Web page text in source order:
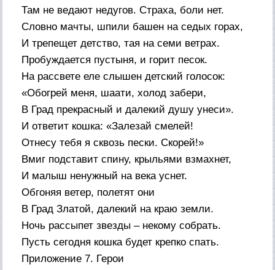
Там не ведают недугов. Страха, боли нет.
Словно мачты, шпили башен на седых горах,
И трепещет детство, тая на семи ветрах.
Пробуждается пустыня, и горит песок.
На рассвете еле слышен детский голосок:
«Обогрей меня, шаати, холод забери,
В Град прекрасный и далекий душу унеси».
И ответит кошка: «Залезай смелей!
Отнесу тебя я сквозь пески. Скорей!»
Вмиг подставит спину, крыльями взмахнет,
И малыш ненужный на века уснет.
Обгоняя ветер, полетят они
В Град Златой, далекий на краю земли.
Ночь рассыпет звезды – некому собрать.
Пусть сегодня кошка будет крепко спать.
Приложение 7. Герои